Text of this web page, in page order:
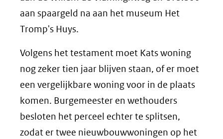
aan spaargeld na aan het museum Het
Tromp's Huys.
Volgens het testament moet Kats woning
nog zeker tien jaar blijven staan, of er moet
een vergelijkbare woning voor in de plaats
komen. Burgemeester en wethouders
besloten het perceel echter te splitsen,
zodat er twee nieuwbouwwoningen op het